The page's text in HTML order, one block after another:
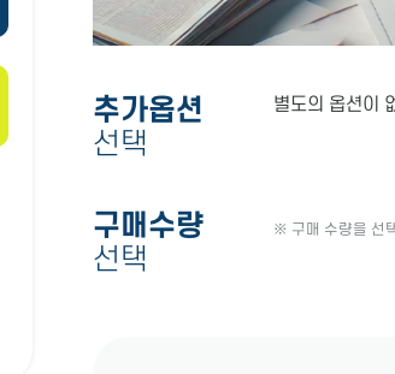
추가옵션
선택
별도의 옵션이
구매수량
선택
※ 구매 수량을 선